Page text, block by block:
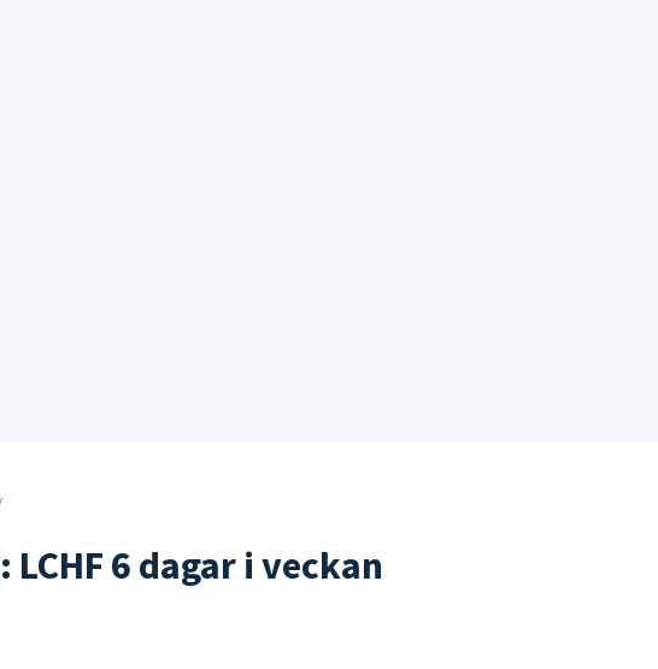
6 dagar i veckan